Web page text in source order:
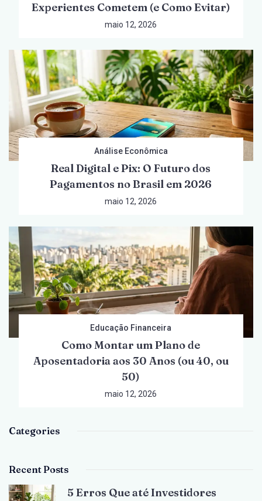
Experientes Cometem (e Como Evitar)
maio 12, 2026
Análise Econômica
Real Digital e Pix: O Futuro dos
Pagamentos no Brasil em 2026
maio 12, 2026
Educação Financeira
Como Montar um Plano de
Aposentadoria aos 30 Anos (ou 40, ou
50)
maio 12, 2026
Categories
Recent Posts
5 Erros Que até Investidores